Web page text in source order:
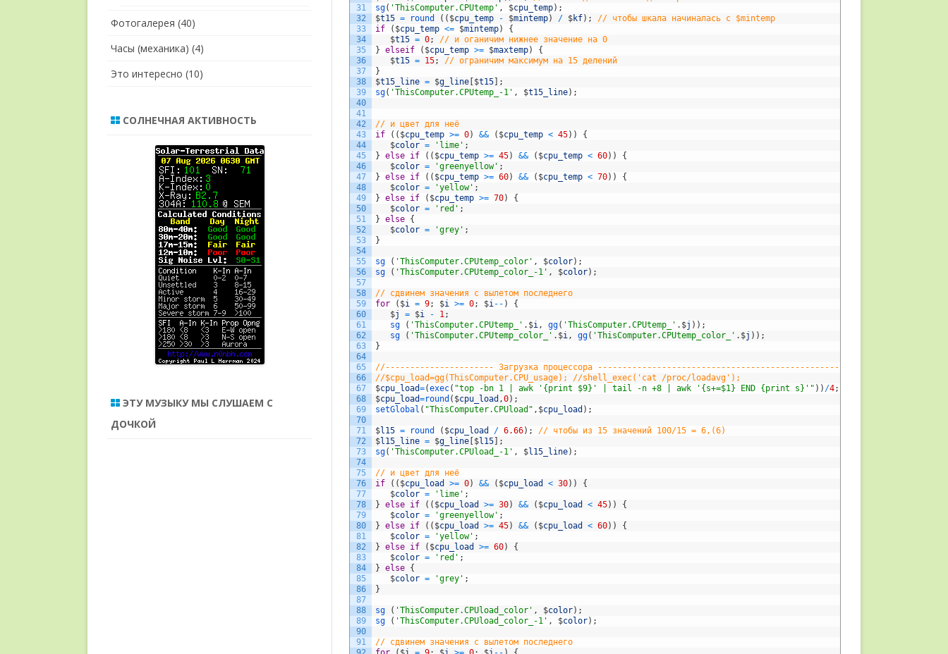
31
32
33
34
35
36
37
38
39
40
41
42
43
44
45
46
47
48
49
50
51
52
53
54
55
56
57
58
59
60
61
62
63
64
65
66
67
68
69
70
71
72
73
74
75
76
77
78
79
80
81
82
83
84
85
86
87
88
89
90
91
sg( 'ThisComputer.CPUtemp' , $cpu_temp) ;
$t15 = round ( ( $cpu_temp - $mintemp) / $kf) ;
// чтобы шкала начиналась с $mintemp
if
( $cpu_temp <= $mintemp)
{
$t15 = 0;
// и оганичим нижнее значение на 0
} elseif ( $cpu_temp >= $maxtemp)
{
$t15 = 15;
// ограничим максимум на 15 делений
}
$t15_line = $g_line $t15
;
sg( 'ThisComputer.CPUtemp_-1' , $t15_line) ;
// и цвет для неё
if
( ( $cpu_temp >= 0) && ( $cpu_temp < 45) )
{
$color = 'lime' ;
} else if ( ( $cpu_temp >= 45) && ( $cpu_temp < 60) )
{
$color = 'greenyellow' ;
} else if ( ( $cpu_temp >= 60) && ( $cpu_temp < 70) )
{
$color = 'yellow' ;
} else if ( $cpu_temp >= 70)
{
$color = 'red' ;
} else {
$color = 'grey' ;
}
sg ( 'ThisComputer.CPUtemp_color' , $color) ;
sg
( 'ThisComputer.CPUtemp_color_-1' , $color) ;
// сдвинем значения с вылетом последнего
for
( $i = 9; $i >= 0; $i-- )
{
$j = $i - 1;
sg
( 'ThisComputer.CPUtemp_' . $i, gg( 'ThisComputer.CPUtemp_' . $j ) ) ;
sg
( 'ThisComputer.CPUtemp_color_' . $i, gg( 'ThisComputer.CPUtemp_color_' . $j ) ) ;
}
//---------------------- Загрузка процессора -----------------------------------------------------
//$cpu_load=gg(ThisComputer.CPU_usage); //shell_exec('cat /proc/loadavg');
$cpu_load=(exec( "top -bn 1 | awk '{print $9}' | tail -n +8 | awk '{s+=$1} END {print s}'" ) ) /4;
$cpu_load=round ( $cpu_load ,0) ;
setGlobal ( "ThisComputer.CPUload" , $cpu_load ) ;
$l15 = round ( $cpu_load / 6.66) ;
// чтобы из 15 значений 100/15 = 6,(6)
$l15_line = $g_line $l15
;
sg( 'ThisComputer.CPUload_-1' , $l15_line) ;
// и цвет для неё
if
( ( $cpu_load >= 0) && ( $cpu_load < 30) )
{
$color = 'lime' ;
} else if ( ( $cpu_load >= 30) && ( $cpu_load < 45) )
{
$color = 'greenyellow' ;
} else if ( ( $cpu_load >= 45) && ( $cpu_load < 60) )
{
$color = 'yellow' ;
} else if ( $cpu_load >= 60)
{
$color = 'red' ;
} else {
$color = 'grey' ;
}
sg ( 'ThisComputer.CPUload_color' , $color) ;
sg
( 'ThisComputer.CPUload_color_-1' , $color) ;
// сдвинем значения с вылетом последнего
Фотогалерея (40)
Часы (механика) (4)
Это интересно (10)
СОЛНЕЧНАЯ АКТИВНОСТЬ
ЭТУ МУЗЫКУ МЫ СЛУШАЕМ С
ДОЧКОЙ